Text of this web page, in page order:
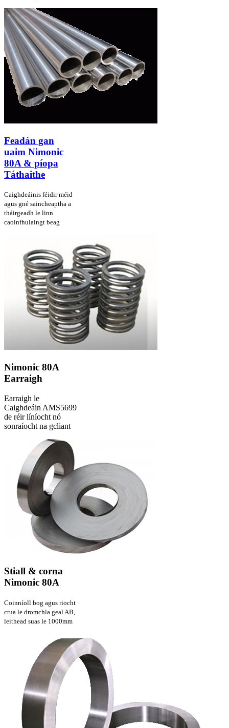
Feadán gan
uaim Nimonic
80A & píopa
Táthaithe
Caighdeáinis féidir méid
agus gné saincheaptha a
tháirgeadh le linn
caoinfhulaingt beag
Nimonic 80A
Earraigh
Earraigh le
Caighdeáin AMS5699
de réir líníocht nó
sonraíocht na gcliant
Stiall & corna
Nimonic 80A
Coinníoll bog agus riocht
crua le dromchla geal AB,
leithead suas le 1000mm